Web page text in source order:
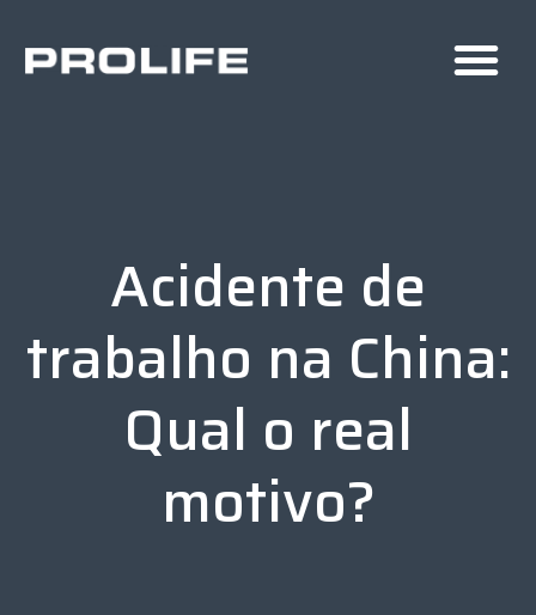
Acidente de
trabalho na China:
Qual o real
motivo?